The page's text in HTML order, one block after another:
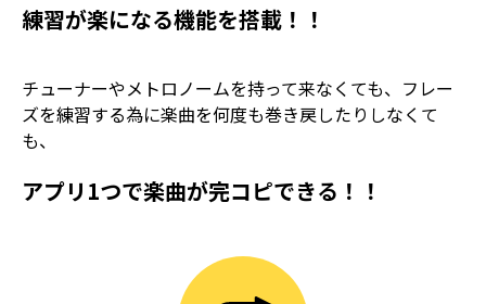
練習が楽になる機能を搭載！！
チューナーやメトロノームを持って来なくても、フレー
ズを練習する為に楽曲を何度も巻き戻したりしなくて
も、
アプリ1つで楽曲が完コピできる！！